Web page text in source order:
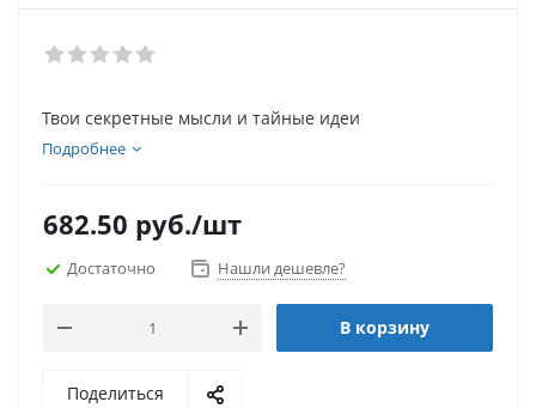
Твои секретные мысли и тайные идеи
Подробнее
682.50 руб./шт
Достаточно Нашли дешевле?
В корзину
Поделиться